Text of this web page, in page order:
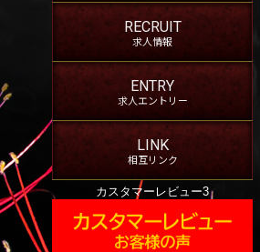
RECRUIT
求人情報
ENTRY
求人エントリー
LINK
相互リンク
カスタマーレビュー3